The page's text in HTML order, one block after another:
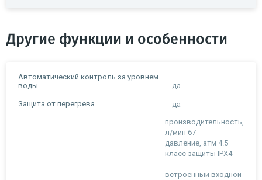
Другие функции и особенности
Автоматический контроль за уровнем
воды
да
Защита от перегрева да
производительность,
л/мин 67
давление, атм 4.5
класс защиты IPX4
встроенный входной